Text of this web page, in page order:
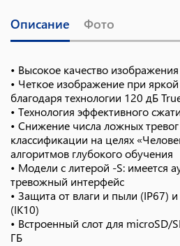
Описание Фото
• Высокое качество
• Четкое изображение при яркой
благодаря технологии 120 дБ
• Технология эффективного
• Снижение числа ложных тревог
классификации на целях
алгоритмов глубокого обучения
• Модели с литерой -S: имеется
тревожный интерфейс
• Защита от влаги и пыли (IP67)
(IK10)
• Встроенный слот для microSD/
ГБ